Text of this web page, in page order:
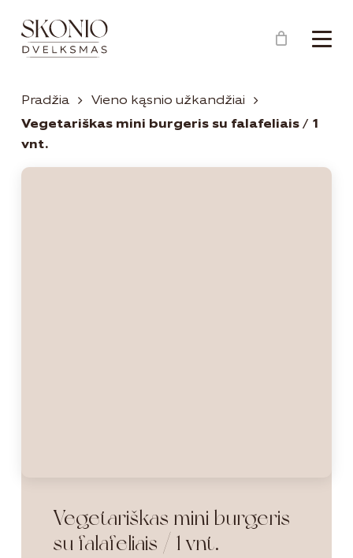
Menu
Krepšelis Close
Cart
Pradžia
Vieno kąsnio užkandžiai
Vegetariškas mini burgeris su falafeliais / 1
vnt.
Vegetariškas mini burgeris
su falafeliais / 1 vnt.